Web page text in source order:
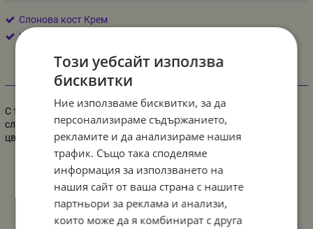
Слонова кост Крем
Китай
Информация
С тази лента могат да се изработват гирлянди от балони, да се
слагат връзки на надути балони, както и да се използва от
цветарски магазини, за декориране на букети
Този уебсайт използва
бисквитки
Ние използваме бисквитки, за да
персонализираме съдържанието,
рекламите и да анализираме нашия
трафик. Също така споделяме
информация за използването на
нашия сайт от ваша страна с нашите
партньори за реклама и анализи,
които може да я комбинират с друга